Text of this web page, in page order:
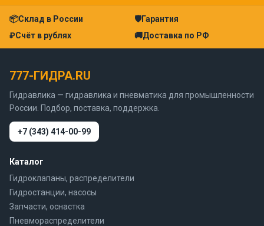
📦Склад в России 🛡Гарантия
₽Счёт в рублях 🚚Доставка по РФ
777-ГИДРА.RU
Гидравлика — гидравлика и пневматика для промышленности
России. Подбор, поставка, поддержка.
+7 (343) 414-00-99
Каталог
Гидроклапаны, распределители
Гидростанции, насосы
Запчасти, оснастка
Пневмораспределители